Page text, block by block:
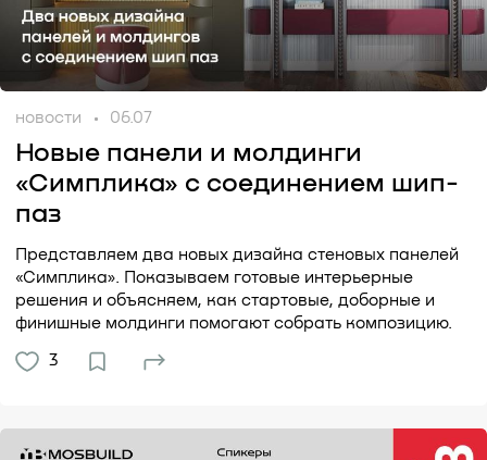
новости 06.07
Новые панели и молдинги
«Симплика» с соединением шип-
паз
Представляем два новых дизайна стеновых панелей
«Симплика». Показываем готовые интерьерные
решения и объясняем, как стартовые, доборные и
финишные молдинги помогают собрать композицию.
3